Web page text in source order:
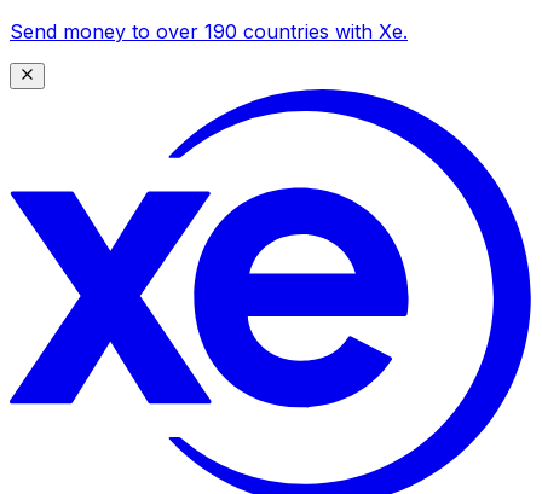
Send money to over 190 countries with Xe.